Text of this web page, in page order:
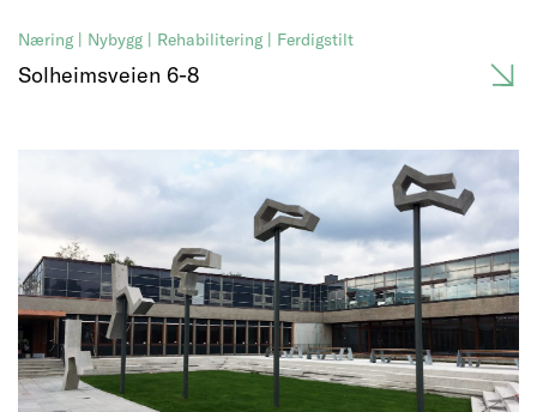
Næring | Nybygg | Rehabilitering | Ferdigstilt
Solheimsveien 6-8